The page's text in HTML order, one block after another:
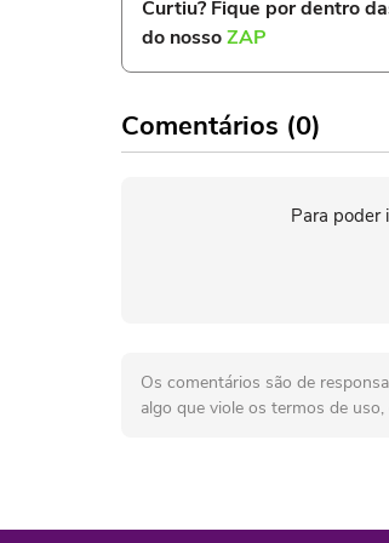
Curtiu? Fique por dentro
do nossoZAP
Comentários (0)
Para poder
Os comentários são de
algo que viole os termos de uso,